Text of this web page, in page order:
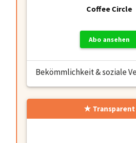
Coffee Circle
Abo ansehen
Bekömmlichkeit & soziale
Transparent